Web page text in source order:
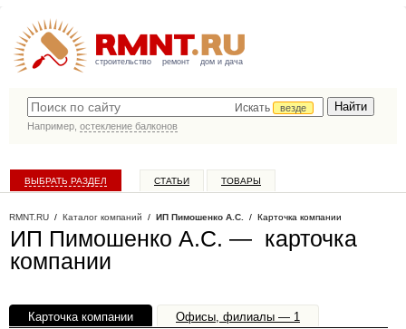
строительство ремонт дом и дача
Искать
везде
Например, остекление балконов
ВЫБРАТЬ РАЗДЕЛ СТАТЬИ ТОВАРЫ
RMNT.RU / Каталог компаний / ИП Пимошенко А.С. / Карточка компании
ИП Пимошенко А.С. — карточка
компании
Карточка компании Офисы, филиалы — 1